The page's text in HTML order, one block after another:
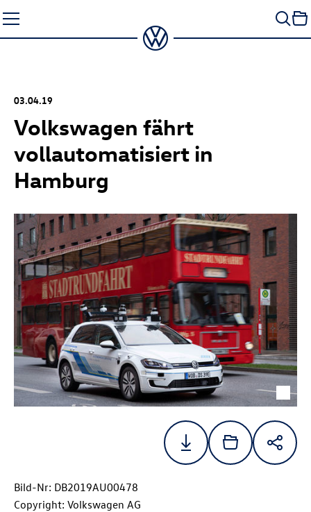
Seiteninhalt
springen
03.04.19
Volkswagen fährt
vollautomatisiert in
Hamburg
Bild-Nr: DB2019AU00478
Copyright: Volkswagen AG